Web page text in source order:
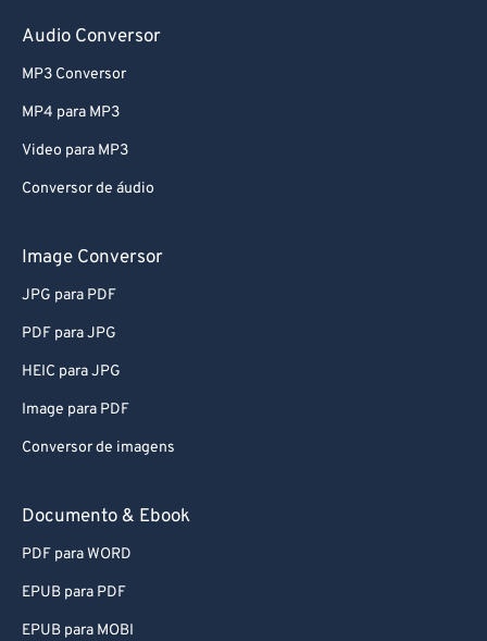
Audio Conversor
MP3 Conversor
MP4 para MP3
Video para MP3
Conversor de áudio
Image Conversor
JPG para PDF
PDF para JPG
HEIC para JPG
Image para PDF
Conversor de imagens
Documento & Ebook
PDF para WORD
EPUB para PDF
EPUB para MOBI